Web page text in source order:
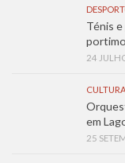
Ténis
24
em
25